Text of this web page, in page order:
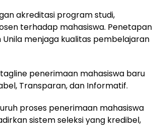
akreditasi program studi,
terhadap mahasiswa. Penetapan
menjaga kualitas pembelajaran
penerimaan mahasiswa baru
Transparan, dan Informatif.
proses penerimaan mahasiswa
sistem seleksi yang kredibel,